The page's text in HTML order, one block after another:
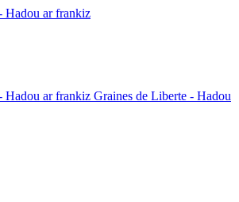
Graines de Liberte - Hadou